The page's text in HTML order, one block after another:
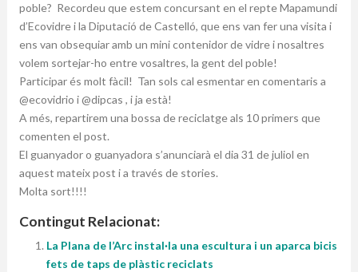
poble? Recordeu que estem concursant en el repte Mapamundi
d’Ecovidre i la Diputació de Castelló, que ens van fer una visita i
ens van obsequiar amb un mini contenidor de vidre i nosaltres
volem sortejar-ho entre vosaltres, la gent del poble!
Participar és molt fàcil! Tan sols cal esmentar en comentaris a
@ecovidrio i @dipcas , i ja està!
A més, repartirem una bossa de reciclatge als 10 primers que
comenten el post.
El guanyador o guanyadora s’anunciarà el dia 31 de juliol en
aquest mateix post i a través de stories.
Molta sort!!!!
Contingut Relacionat:
La Plana de l’Arc instal·la una escultura i un aparca bicis
fets de taps de plàstic reciclats